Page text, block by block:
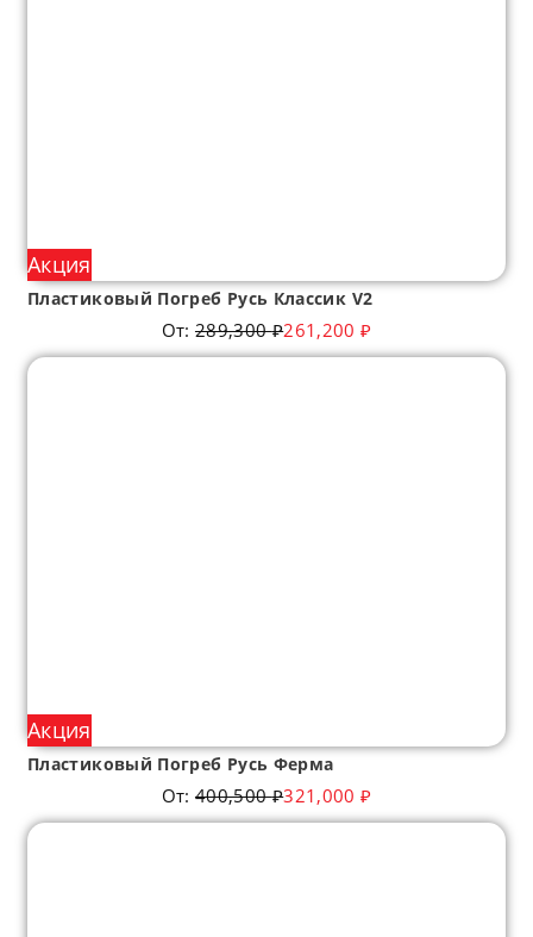
Акция
Пластиковый Погреб Русь Классик V2
От: 289,300₽261,200₽
Акция
Пластиковый Погреб Русь Ферма
От: 400,500₽321,000₽